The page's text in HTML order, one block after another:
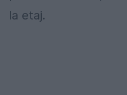
la etaj.